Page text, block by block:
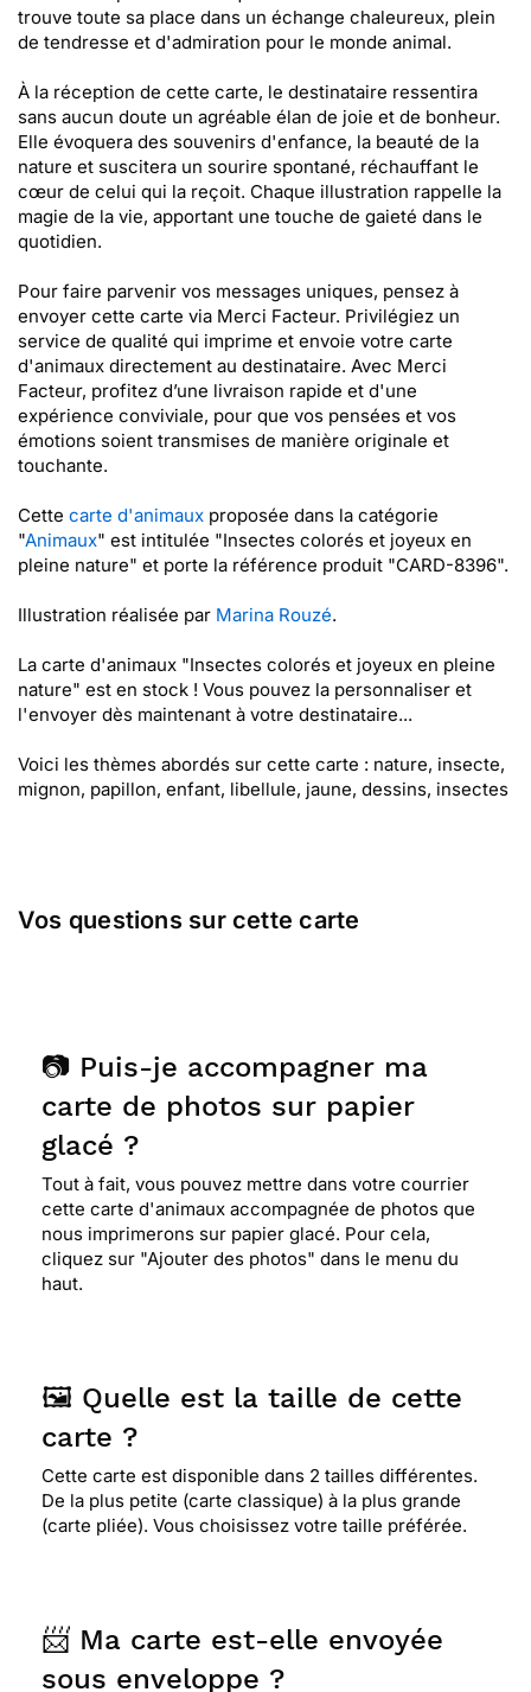
trouve toute sa place dans un échange chaleureux, plein
de tendresse et d'admiration pour le monde animal.
À la réception de cette carte, le destinataire ressentira
sans aucun doute un agréable élan de joie et de bonheur.
Elle évoquera des souvenirs d'enfance, la beauté de la
nature et suscitera un sourire spontané, réchauffant le
cœur de celui qui la reçoit. Chaque illustration rappelle la
magie de la vie, apportant une touche de gaieté dans le
quotidien.
Pour faire parvenir vos messages uniques, pensez à
envoyer cette carte via Merci Facteur. Privilégiez un
service de qualité qui imprime et envoie votre carte
d'animaux directement au destinataire. Avec Merci
Facteur, profitez d’une livraison rapide et d'une
expérience conviviale, pour que vos pensées et vos
émotions soient transmises de manière originale et
touchante.
Cette carte d'animaux proposée dans la catégorie
"Animaux" est intitulée "Insectes colorés et joyeux en
pleine nature" et porte la référence produit "CARD-8396".
Illustration réalisée par Marina Rouzé.
La carte d'animaux "Insectes colorés et joyeux en pleine
nature" est en stock ! Vous pouvez la personnaliser et
l'envoyer dès maintenant à votre destinataire...
Voici les thèmes abordés sur cette carte : nature, insecte,
mignon, papillon, enfant, libellule, jaune, dessins, insectes
Vos questions sur cette carte
📷 Puis-je accompagner ma
carte de photos sur papier
glacé ?
Tout à fait, vous pouvez mettre dans votre courrier
cette carte d'animaux accompagnée de photos que
nous imprimerons sur papier glacé. Pour cela,
cliquez sur "Ajouter des photos" dans le menu du
haut.
🖼️ Quelle est la taille de cette
carte ?
Cette carte est disponible dans 2 tailles différentes.
De la plus petite (carte classique) à la plus grande
(carte pliée). Vous choisissez votre taille préférée.
📨 Ma carte est-elle envoyée
sous enveloppe ?